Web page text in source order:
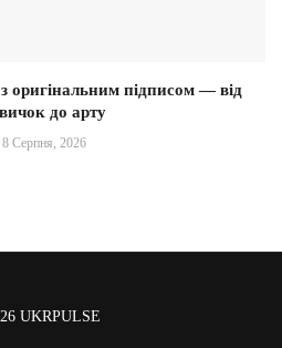
оригінальним підписом — від
до арту
8 Серпня, 2026
UKRPULSE